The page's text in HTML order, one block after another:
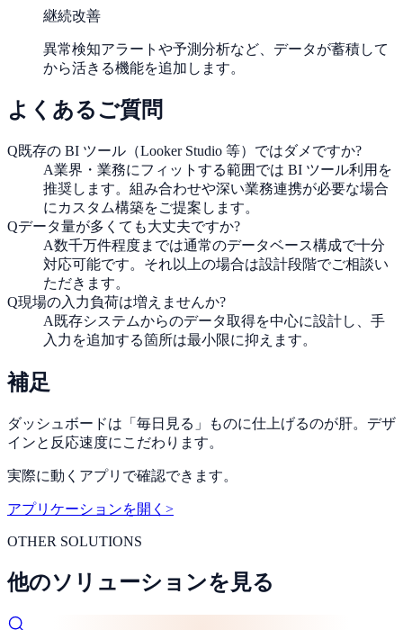
継続改善
異常検知アラートや予測分析など、データが蓄積して
から活きる機能を追加します。
よくあるご質問
Q既存の BI ツール（Looker Studio 等）ではダメですか?
A業界・業務にフィットする範囲では BI ツール利用を
推奨します。組み合わせや深い業務連携が必要な場合
にカスタム構築をご提案します。
Qデータ量が多くても大丈夫ですか?
A数千万件程度までは通常のデータベース構成で十分
対応可能です。それ以上の場合は設計段階でご相談い
ただきます。
Q現場の入力負荷は増えませんか?
A 既存システムからのデータ取得を中心に設計し、手
入力を追加する箇所は最小限に抑えます。
補足
ダッシュボードは「毎日見る」ものに仕上げるのが肝。デザ
インと反応速度にこだわります。
実際に動くアプリで確認できます。
アプリケーションを開く >
OTHER SOLUTIONS
他のソリューションを見る